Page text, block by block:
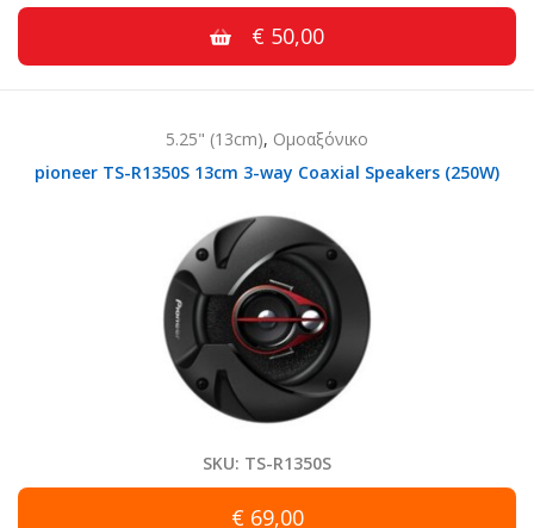
€ 50,00
5.25" (13cm), Ομοαξόνικο
pioneer TS-R1350S 13cm 3-way Coaxial Speakers (250W)
SKU: TS-R1350S
€ 69,00